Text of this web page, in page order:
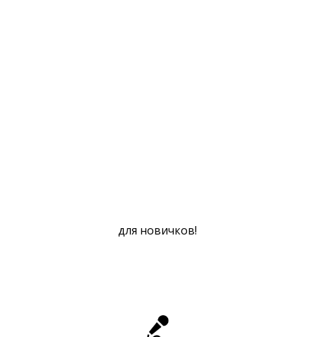
для новичков!